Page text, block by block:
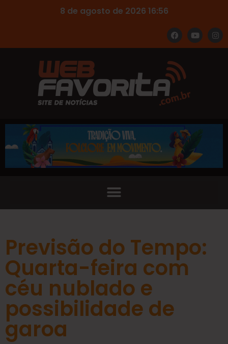
8 de agosto de 2026 16:56
Previsão do Tempo:
Quarta-feira com
céu nublado e
possibilidade de
garoa